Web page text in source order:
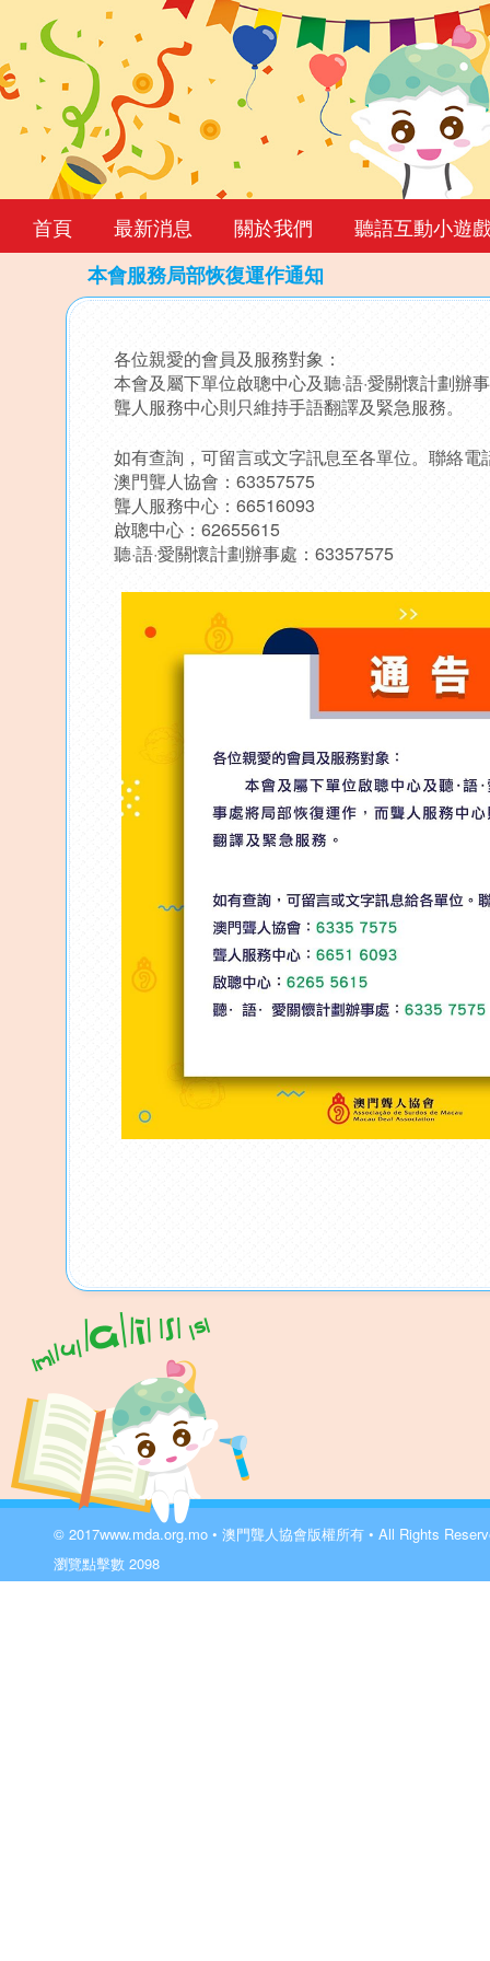
首頁 最新消息 關於我們
聽語互動小遊
本會服務局部恢復運作通知
to
top
各位親愛的會員及服務對象：
本會及屬下單位啟聰中心及聽·語·愛關懷計劃辦
聾人服務中心則只維持手語翻譯及緊急服務。
如有查詢，可留言或文字訊息至各單位。聯絡電
澳門聾人協會：63357575
聾人服務中心：66516093
啟聰中心：62655615
聽·語·愛關懷計劃辦事處：63357575
© 2017www.mda.org.mo • 澳門聾人協會版權所有 • All Rights
瀏覽點擊數 2098